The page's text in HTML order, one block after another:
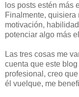
los posts estén más
Finalmente, quisiera
motivación,
potenciar algo más
Las tres cosas me
cuenta que este
profesional, creo
él vuelque, me